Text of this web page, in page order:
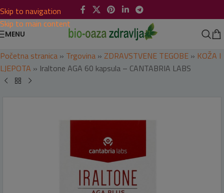
Skip to navigation
Skip to main content
MENU
Početna stranica » Trgovina » ZDRAVSTVENE TEGOBE » KOŽA I
LJEPOTA » Iraltone AGA 60 kapsula – CANTABRIA LABS